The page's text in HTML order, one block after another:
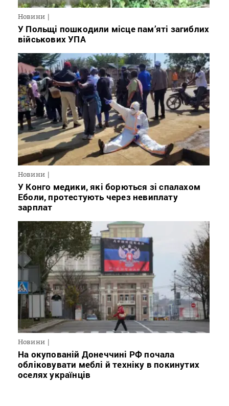
Новини
У Польщі пошкодили місце пам’яті загиблих
військових УПА
Новини
У Конго медики, які борються зі спалахом
Еболи, протестують через невиплату
зарплат
Новини
На окупованій Донеччині РФ почала
обліковувати меблі й техніку в покинутих
оселях українців